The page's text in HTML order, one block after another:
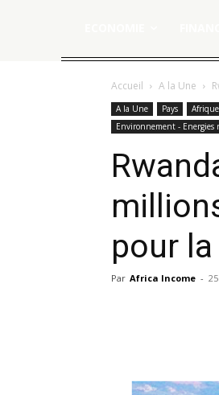
Accueil A la Une
A la Une Pays
Environnement - Energies
pour
Par Africa Income -